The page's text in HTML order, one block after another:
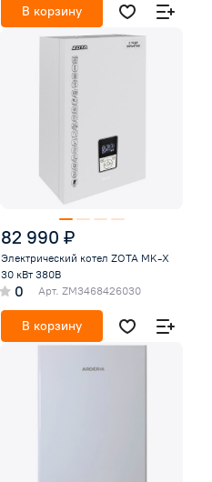
В корзину
82 990 ₽
Электрический котел ZOTA MK-X
30 кВт 380В
0 Арт. ZM3468426030
В корзину